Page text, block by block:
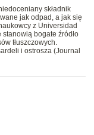
składnik
jak odpad, a jak się
z Universidad
bogate źródło
tłuszczowych.
i ostrosza (Journal